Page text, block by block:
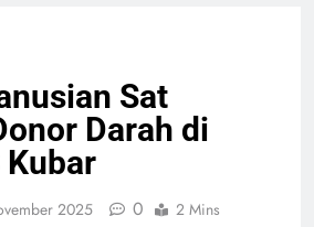
Sat
Darah di
Kubar
2025 0 2 Mins